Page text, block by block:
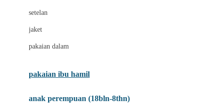
Cottonseeds
Crane
setelan
jaket
pakaian dalam
pakaian ibu hamil
anak perempuan (18bln-8thn)